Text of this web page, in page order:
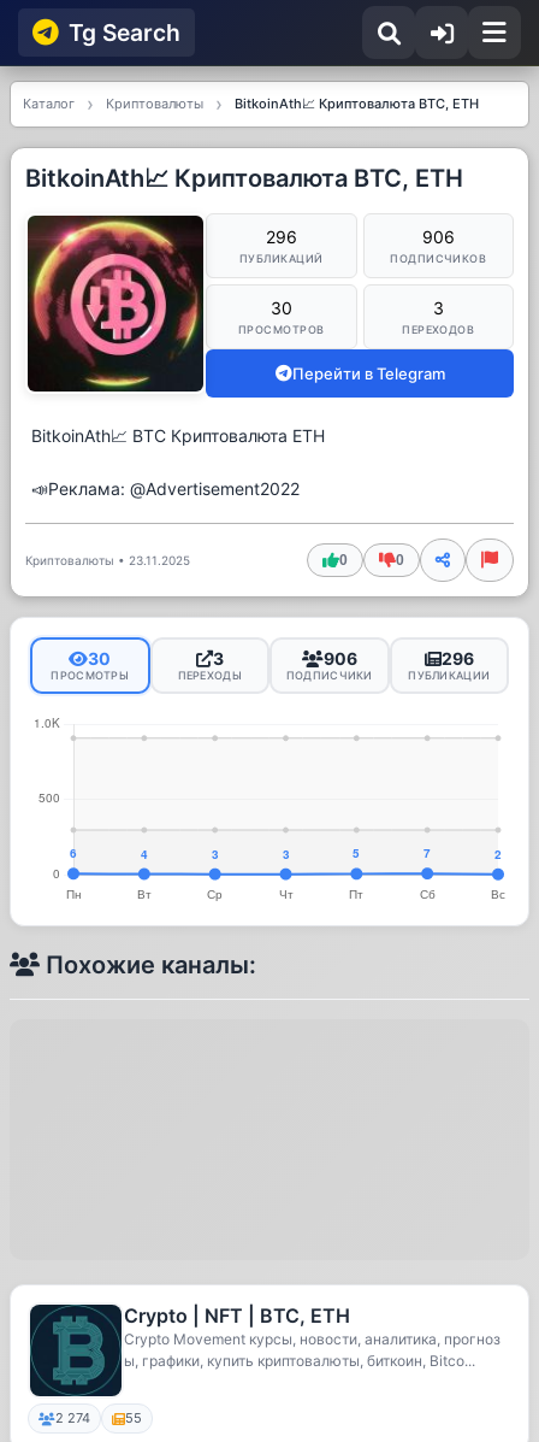
Tg Searсh
Каталог Криптовалюты BitkoinAth📈 Криптовалюта BTC, ETH
BitkoinAth📈 Криптовалюта BTC, ETH
296
ПУБЛИКАЦИЙ
906
ПОДПИСЧИКОВ
30
ПРОСМОТРОВ
3
ПЕРЕХОДОВ
Перейти в Telegram
BitkoinAth📈 BTC Криптовалюта ETH
📣Реклама: @Advertisement2022
Криптовалюты • 23.11.2025 0 0
30
ПРОСМОТРЫ
3
ПЕРЕХОДЫ
906
ПОДПИСЧИКИ
296
ПУБЛИКАЦИИ
Похожие каналы:
Crypto | NFT | BTC, ETH
Crypto Movement курсы, новости, аналитика, прогноз
ы, графики, купить криптовалюты, биткоин, Bitco...
2 274 55